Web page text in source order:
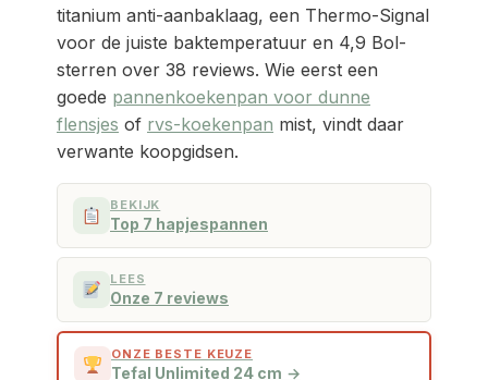
titanium anti-aanbaklaag, een Thermo-Signal
voor de juiste baktemperatuur en 4,9 Bol-
sterren over 38 reviews. Wie eerst een
goede pannenkoekenpan voor dunne
flensjes of rvs-koekenpan mist, vindt daar
verwante koopgidsen.
BEKIJK
Top 7 hapjespannen
LEES
Onze 7 reviews
ONZE BESTE KEUZE
Tefal Unlimited 24 cm